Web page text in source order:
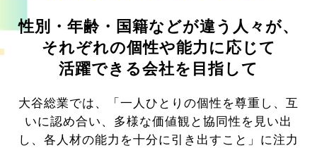
性別・年齢・国籍などが違う人々が、
それぞれの個性や能力に応じて
活躍できる会社を目指して
大谷総業では、「一人ひとりの個性を尊重し、互
いに認め合い、多様な価値観と協同性を見い出
し、 各人材の能力を十分に引き出すこと」に注力